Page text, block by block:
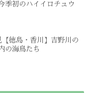
季初のハイイロチュウ
徳島・香川】吉野川の
の海鳥たち